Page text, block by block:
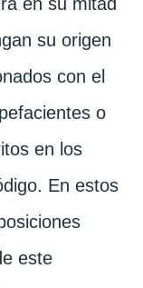
su origen
con el
o
en los
En estos
este